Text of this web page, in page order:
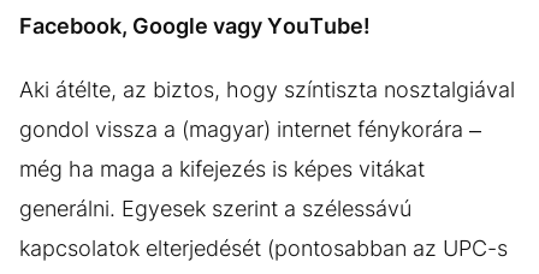
Facebook, Google vagy YouTube!
Aki átélte, az biztos, hogy színtiszta nosztalgiával
gondol vissza a (magyar) internet fénykorára –
még ha maga a kifejezés is képes vitákat
generálni. Egyesek szerint a szélessávú
kapcsolatok elterjedését (pontosabban az UPC-s